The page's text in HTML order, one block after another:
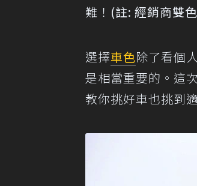
難！ (註: 經銷商雙
選擇車色除了看個
是相當重要的。這
教你挑好車也挑到